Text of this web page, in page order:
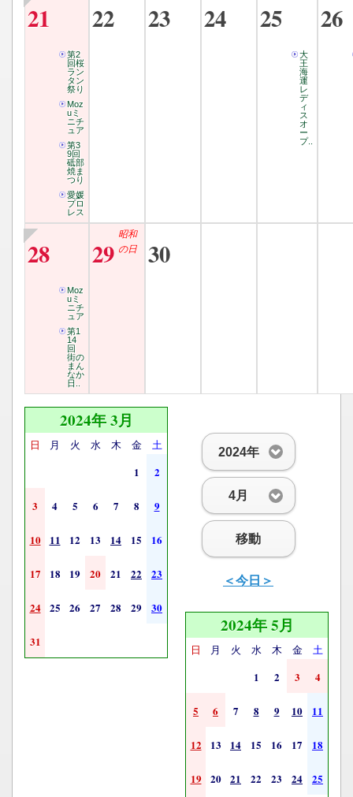
21
第2
回桜
ラン
タン
祭り
Moz
uミ
ニチ
ュア
第3
9回
砥部
焼ま
つり
愛媛
プロ
レス
22 23 24 25
大
王
海
運
レ
デ
ィ
ス
オ
ー
プ..
26
28
Moz
uミ
ニチ
ュア
第1
14
回
街の
まん
なか
日..
29
昭和
の日
30
2024年
4月
移動
＜今日＞
2024年 3月
日 月 火 水 木 金 土
1 2
3 4 5 6 7 8 9
10 11 12 13 14 15 16
17 18 19 20 21 22 23
24 25 26 27 28 29 30
31
2024年 5月
日 月 火 水 木 金 土
1 2 3 4
5 6 7 8 9 10 11
12 13 14 15 16 17 18
19 20 21 22 23 24 25